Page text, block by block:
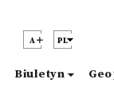
A PL
Biuletyn